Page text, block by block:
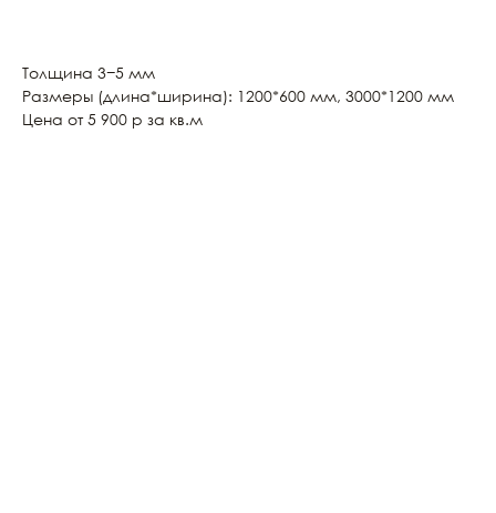
Толщина 3−5 мм
Размеры (длина*ширина): 1200*600 мм, 3000*1200 мм
Цена от 5 900 р за кв.м